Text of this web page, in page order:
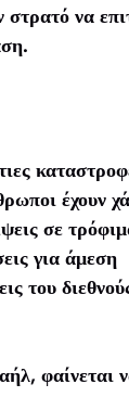
να
έχουν
σε
για άμεση
του
φαίνεται